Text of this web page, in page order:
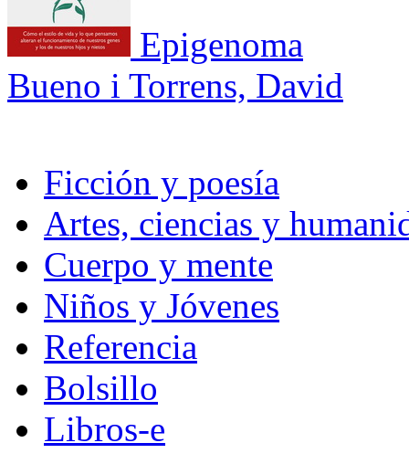
Epigenoma
Bueno i Torrens, David
Ficción y poesía
Artes, ciencias y
Cuerpo y mente
Niños y Jóvenes
Referencia
Bolsillo
Libros-e